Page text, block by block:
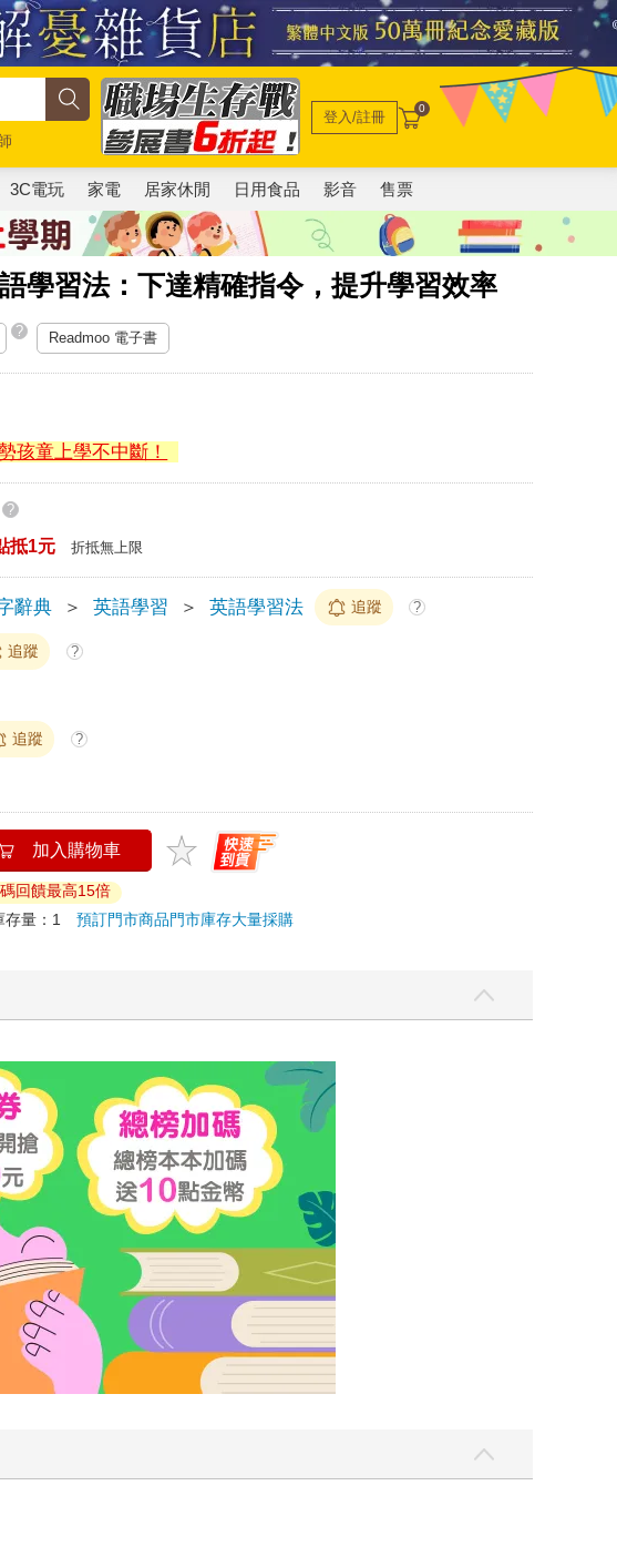
登入/註冊 0
3C電玩 家電 居家休閒 日用食品 影音 售票
學習法：下達精確指令，提升學習效率
? Readmoo 電子書
孩童上學不中斷！
?
抵1元 折抵無上限
辭典 ＞ 英語學習 ＞ 英語學習法 追蹤 ?
追蹤 ?
追蹤 ?
加入購物車
回饋最高15倍
存量：1預訂門市商品門市庫存大量採購